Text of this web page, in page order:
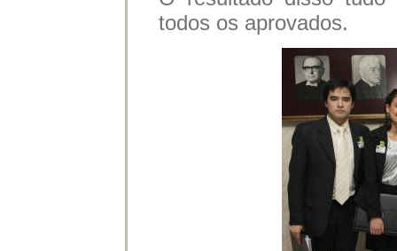
todos os aprovados.